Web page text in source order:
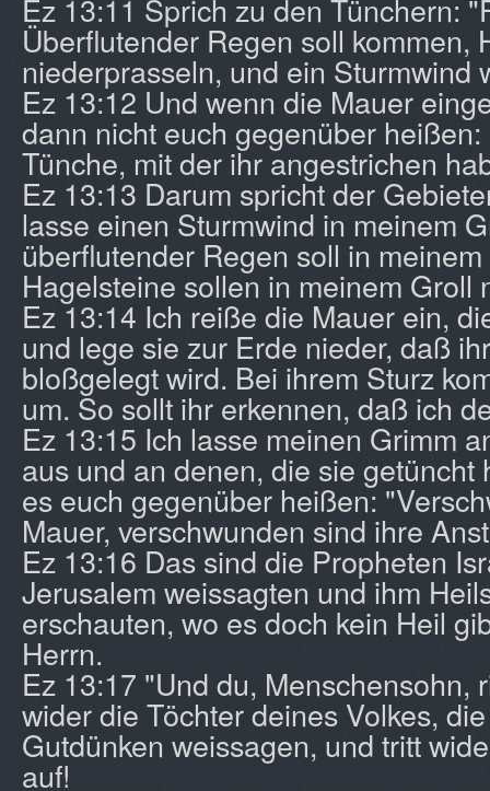
Ez 13:11 Sprich zu den Tünchern:
Überflutender Regen soll kommen,
niederprasseln, und ein Sturmwind
Ez 13:12 Und wenn die Mauer
dann nicht euch gegenüber
Tünche, mit der ihr angestrichen
Ez 13:13 Darum spricht der
lasse einen Sturmwind in meinem
überflutender Regen soll in
Hagelsteine sollen in meinem Groll
Ez 13:14 Ich reiße die Mauer ein,
und lege sie zur Erde nieder, daß
bloßgelegt wird. Bei ihrem Sturz
um. So sollt ihr erkennen, daß ich
Ez 13:15 Ich lasse meinen Grimm
aus und an denen, die sie getüncht
es euch gegenüber heißen:
Mauer, verschwunden sind ihre
Ez 13:16 Das sind die Propheten
Jerusalem weissagten und ihm
erschauten, wo es doch kein Heil
Herrn.
Ez 13:17 "Und du, Menschensohn,
wider die Töchter deines Volkes,
Gutdünken weissagen, und tritt
auf!